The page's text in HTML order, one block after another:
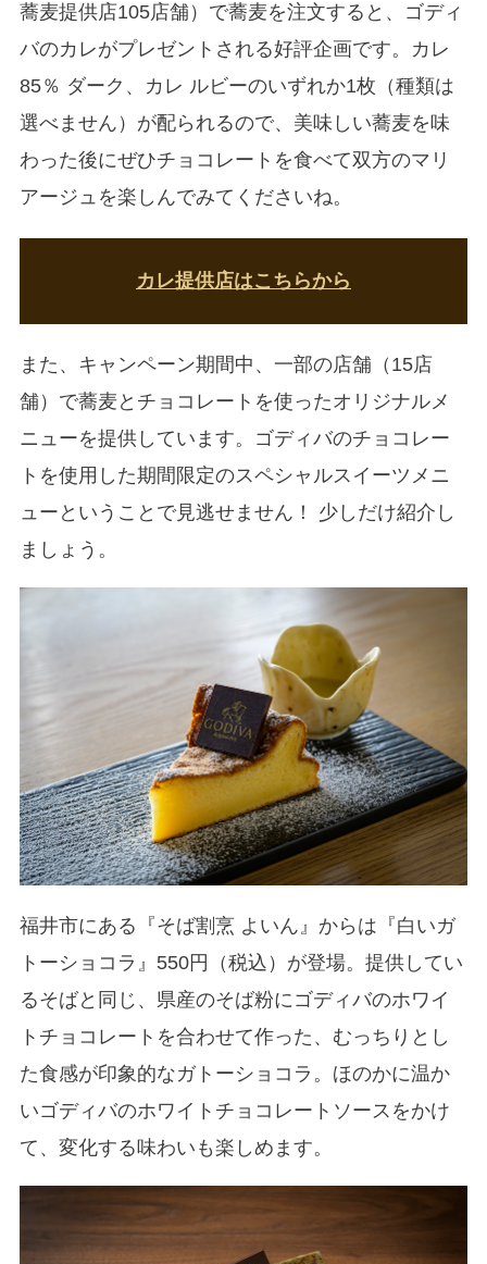
蕎麦提供店105店舗）で蕎麦を注文すると、ゴディ
バのカレがプレゼントされる好評企画です。カレ
85％ ダーク、カレ ルビーのいずれか1枚（種類は
選べません）が配られるので、美味しい蕎麦を味
わった後にぜひチョコレートを食べて双方のマリ
アージュを楽しんでみてくださいね。
カレ提供店はこちらから
また、キャンペーン期間中、一部の店舗（15店
舗）で蕎麦とチョコレートを使ったオリジナルメ
ニューを提供しています。ゴディバのチョコレー
トを使用した期間限定のスペシャルスイーツメニ
ューということで見逃せません！ 少しだけ紹介し
ましょう。
福井市にある『そば割烹 よいん』からは『白いガ
トーショコラ』550円（税込）が登場。提供してい
るそばと同じ、県産のそば粉にゴディバのホワイ
トチョコレートを合わせて作った、むっちりとし
た食感が印象的なガトーショコラ。ほのかに温か
いゴディバのホワイトチョコレートソースをかけ
て、変化する味わいも楽しめます。